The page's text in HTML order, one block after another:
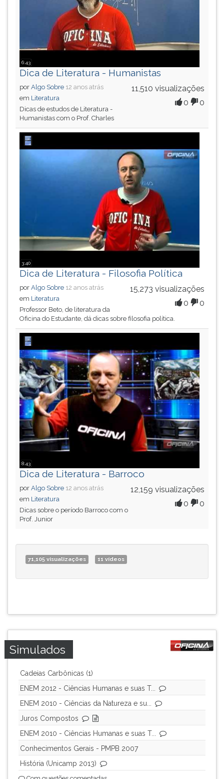
6:43
Dica de Literatura - Humanistas
11,510 visualizações
0
0
por Algo Sobre 12 anos atrás
em Literatura
Dicas de estudos de Literatura -
Humanistas com o Prof. Charles
3:40
Dica de Literatura - Filosofia Política
15,273 visualizações
0
0
por Algo Sobre 12 anos atrás
em Literatura
Professor Beto, de literatura da
Oficina do Estudante, dá dicas sobre filosofia política.
8:43
Dica de Literatura - Barroco
12,159 visualizações
0
0
por Algo Sobre 12 anos atrás
em Literatura
Dicas sobre o período Barroco com o
Prof. Junior
71,105 visualizações 11 vídeos
Simulados
Cadeias Carbônicas (1)
ENEM 2012 - Ciências Humanas e suas T...
ENEM 2010 - Ciências da Natureza e su...
Juros Compostos
ENEM 2010 - Ciências Humanas e suas T...
Conhecimentos Gerais - PMPB 2007
História (Unicamp 2013)